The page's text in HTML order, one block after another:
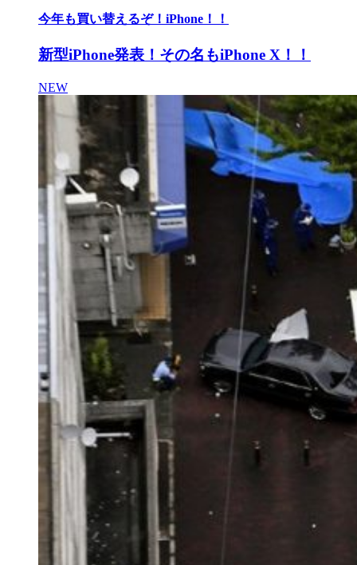
今年も買い替えるぞ！iPhone！！
新型iPhone発表！その名もiPhone X！！
NEW